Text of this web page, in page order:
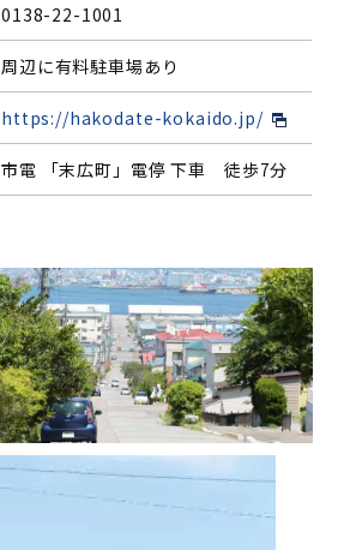
0138-22-1001
周辺に有料駐車場あり
https://hakodate-kokaido.jp/
市電 「末広町」電停 下車 徒歩7分